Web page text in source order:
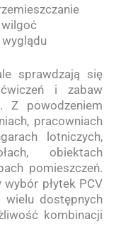
wilgoć
sprawdzają się
i zabaw
Z powodzeniem
pracowniach
lotniczych,
obiektach
pomieszczeń.
płytek PCV
dostępnych
kombinacji